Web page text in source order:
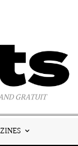
GRATUIT